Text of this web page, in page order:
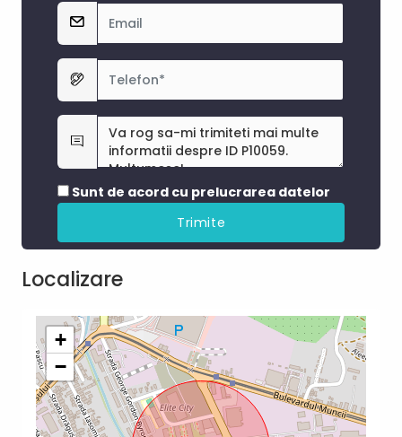
Sunt de acord cu prelucrarea datelor
Localizare
+
−